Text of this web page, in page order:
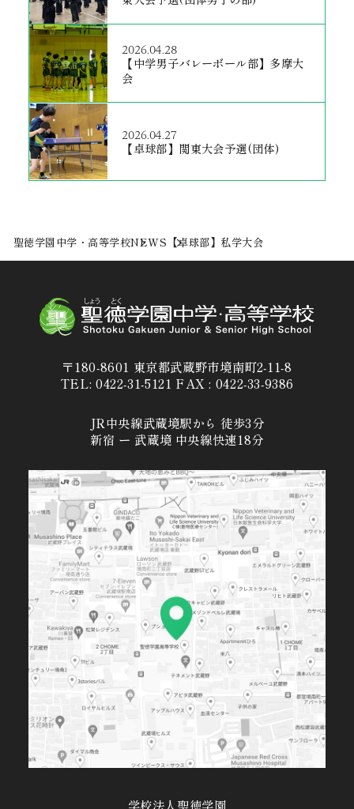
2026.04.28
【中学男子バレーボール部】多摩大
会
2026.04.27
【卓球部】関東大会予選(団体)
聖徳学園中学・高等学校NEWS 【卓球部】私学大会
〒180-8601 東京都武蔵野市境南町2-11-8
TEL: 0422-31-5121 FAX : 0422-33-9386
JR中央線武蔵境駅から 徒歩3分
新宿 ー 武蔵境 中央線快速18分
学校法人聖徳学園